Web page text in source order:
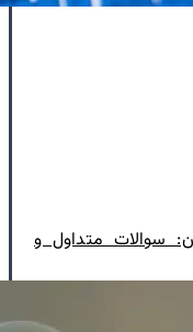
سوالات متداول و